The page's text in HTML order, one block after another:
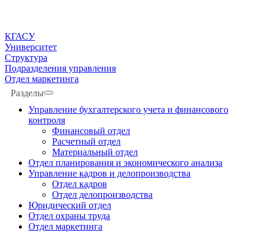
КГАСУ
Университет
Структура
Подразделения управления
Отдел маркетинга
Разделы
Управление бухгалтерского учета и финансового
контроля
Финансовый отдел
Расчетный отдел
Материальный отдел
Отдел планирования и экономического анализа
Управление кадров и делопроизводства
Отдел кадров
Отдел делопроизводства
Юридический отдел
Отдел охраны труда
Отдел маркетинга